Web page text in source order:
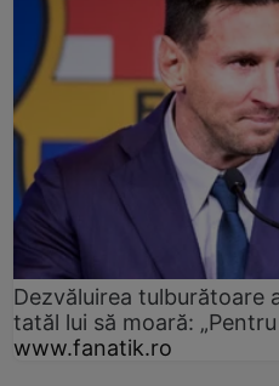
Dezvăluirea tulburătoare
tatăl lui să moară:
www.fanatik.ro